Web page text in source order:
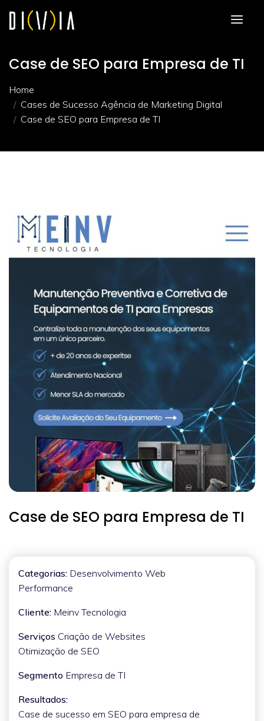
Case de SEO para Empresa de TI
Home
Cases de Sucesso Agência de Marketing Digital
Case de SEO para Empresa de TI
Case de SEO para Empresa de TI
Categorias: Desenvolvimento Web
Performance
Cliente: Meinv Tecnologia
Serviços Criação de Websites
Otimização de SEO
Segmento Empresa de TI
Resultados:
Case de sucesso em SEO para empresa de